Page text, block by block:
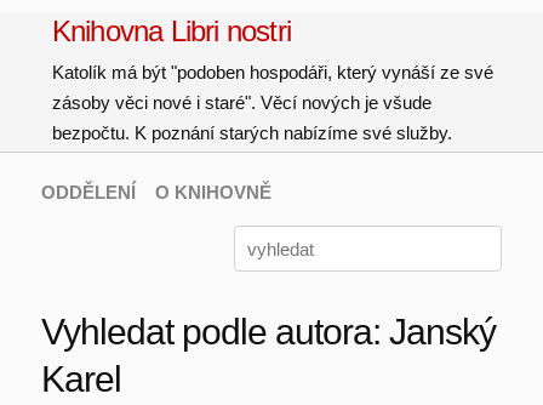
Knihovna Libri nostri
Katolík má být "podoben hospodáři, který vynáší ze své
zásoby věci nové i staré". Věcí nových je všude
bezpočtu. K poznání starých nabízíme své služby.
ODDĚLENÍ O KNIHOVNĚ
Vyhledat podle autora: Janský
Karel